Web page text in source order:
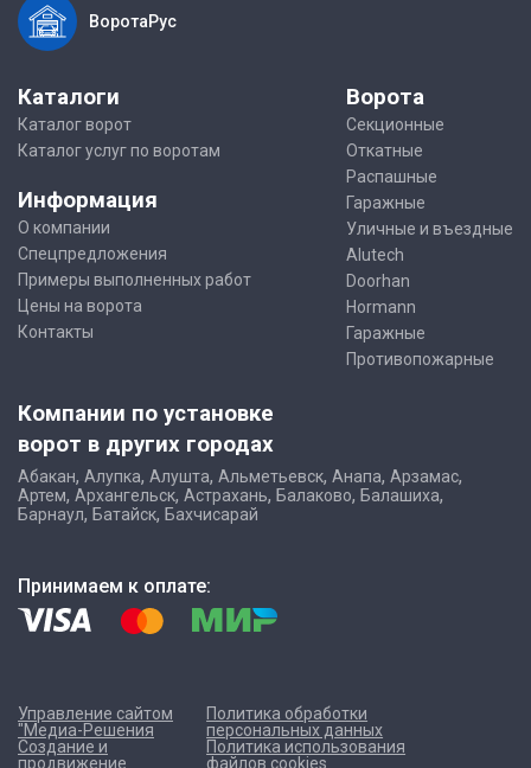
ВоротаРус
Каталоги
Каталог ворот
Каталог услуг по воротам
Информация
О компании
Спецпредложения
Примеры выполненных работ
Цены на ворота
Контакты
Ворота
Секционные
Откатные
Распашные
Гаражные
Уличные и въездные
Alutech
Doorhan
Hormann
Гаражные
Противопожарные
Компании по установке
ворот в других городах
Абакан, Алупка, Алушта, Альметьевск, Анапа, Арзамас,
Артем, Архангельск, Астрахань, Балаково, Балашиха,
Барнаул, Батайск, Бахчисарай
Принимаем к оплате:
Управление сайтом
"Медиа-Решения
Создание и
продвижение
Политика обработки
персональных данных
Политика использования
файлов cookies